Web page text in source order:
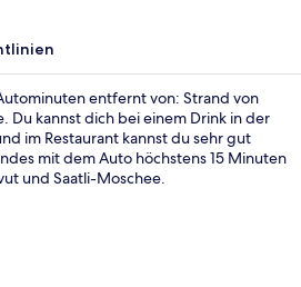
entfernt von: Strand von
Du kannst dich bei einem Drink in der
im Restaurant kannst du sehr gut
mit dem Auto höchstens 15 Minuten
und Saatli-Moschee.